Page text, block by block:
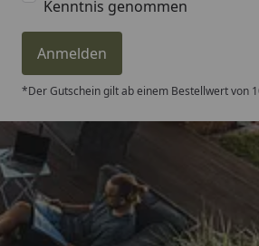
Kenntnis genommen
Anmelden
*Der Gutschein gilt ab einem Bestellwert von
Trusted Shops
4,81/ 5